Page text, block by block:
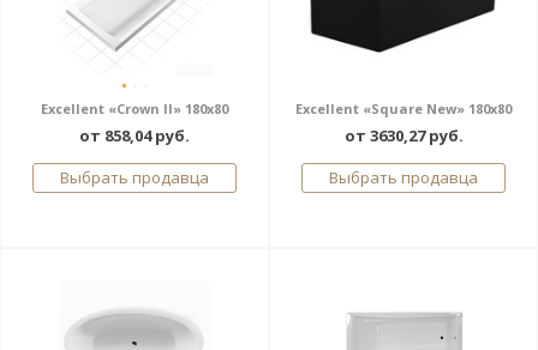
Excellent «Crown II» 180x80
от 858,04 руб.
Выбрать продавца
Excellent «Square New» 180x80
от 3630,27 руб.
Выбрать продавца